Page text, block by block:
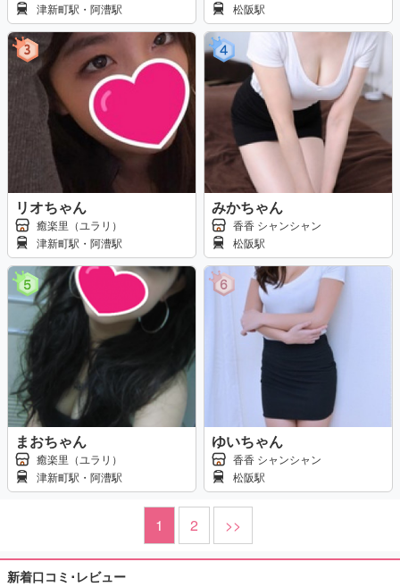
津新町駅・阿漕駅
松阪駅
リオちゃん
癒楽里（ユラリ）
津新町駅・阿漕駅
みかちゃん
香香 シャンシャン
松阪駅
まおちゃん
癒楽里（ユラリ）
津新町駅・阿漕駅
ゆいちゃん
香香 シャンシャン
松阪駅
1 2 >>
新着口コミ･レビュー